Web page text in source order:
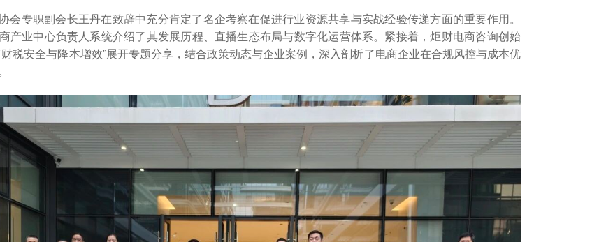
会专职副会长王丹在致辞中充分肯定了名企考察在促进行业资源共享与实战经验传递方面的重要作用。
产业中心负责人系统介绍了其发展历程、直播生态布局与数字化运营体系。紧接着，炬财电商咨询创始
财税安全与降本增效”展开专题分享，结合政策动态与企业案例，深入剖析了电商企业在合规风控与成本优